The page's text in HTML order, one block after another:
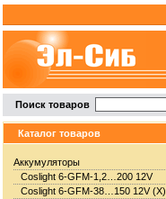
Поиск товаров
Каталог товаров
Аккумуляторы
Coslight 6-GFM-1,2…200 12V
Coslight 6-GFM-38…150 12V (X)